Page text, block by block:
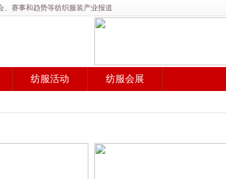
、赛事和趋势等纺织服装产业报道
纺服活动 纺服会展